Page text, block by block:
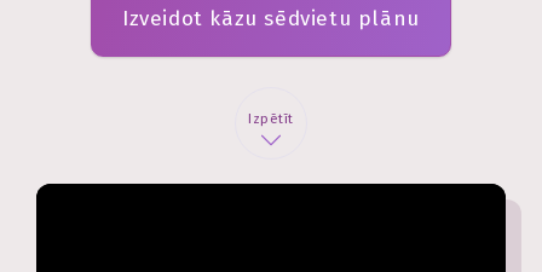
Izveidot kāzu sēdvietu plānu
Izpētīt